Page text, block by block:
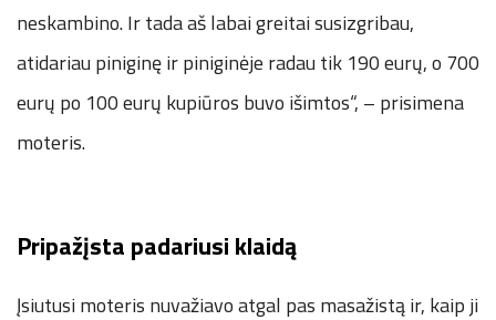
neskambino. Ir tada aš labai greitai susizgribau,
atidariau piniginę ir piniginėje radau tik 190 eurų, o 700
eurų po 100 eurų kupiūros buvo išimtos“, – prisimena
moteris.
Pripažįsta padariusi klaidą
Įsiutusi moteris nuvažiavo atgal pas masažistą ir, kaip ji